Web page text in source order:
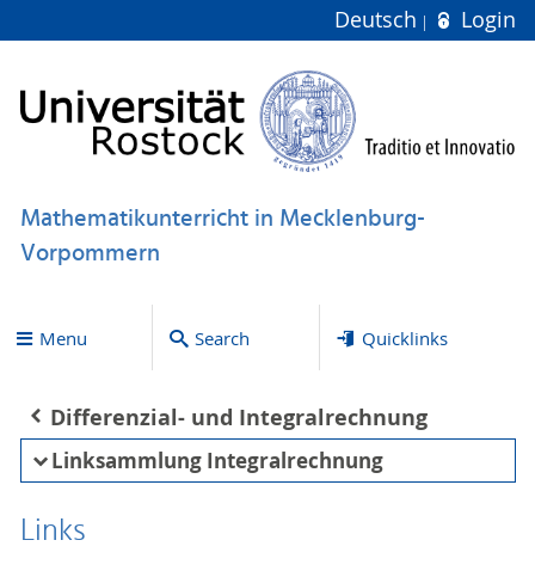
Deutsch Login
Mathematikunterricht in Mecklenburg-
Vorpommern
Menu Search Quicklinks
Differenzial- und Integralrechnung
Linksammlung Integralrechnung
Links